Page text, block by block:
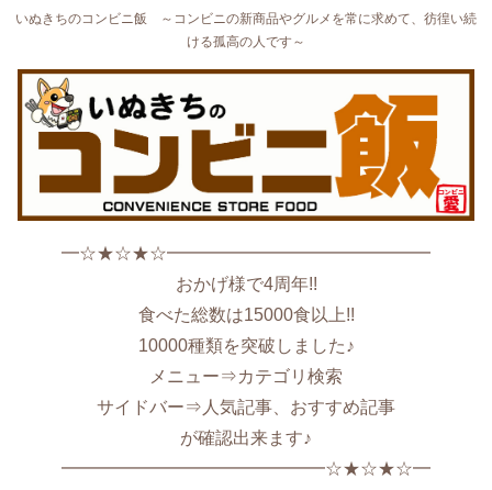
いぬきちのコンビニ飯 ～コンビニの新商品やグルメを常に求めて、彷徨い続
ける孤高の人です～
━☆★☆★☆━━━━━━━━━━━━━━━
おかげ様で4周年!!
食べた総数は15000食以上!!
10000種類を突破しました♪
メニュー⇒カテゴリ検索
サイドバー⇒人気記事、おすすめ記事
が確認出来ます♪
━━━━━━━━━━━━━━━☆★☆★☆━